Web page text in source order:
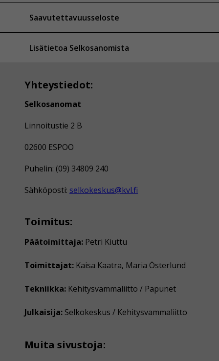
Saavutettavuusseloste
Lisätietoa Selkosanomista
Yhteystiedot:
Selkosanomat
Linnoitustie 2 B
02600 ESPOO
Puhelin: (09) 34809 240
Sähköposti: selkokeskus@kvl.fi
Toimitus:
Päätoimittaja: Petri Kiuttu
Toimittajat: Kaisa Kaatra, Maria Österlund
Tekniikka: Kehitysvammaliitto / Papunet
Julkaisija: Selkokeskus / Kehitysvammaliitto
Muita sivustoja: